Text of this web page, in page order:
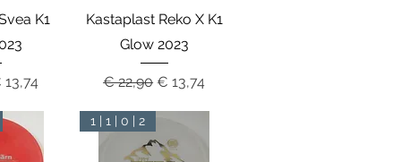
K1
Snel overzicht
Kastaplast Reko X K1
Glow 2023
Normale prijs
€ 22,90 Verkoopprijs
€ 13,74
1 | 1 | 0 | 2